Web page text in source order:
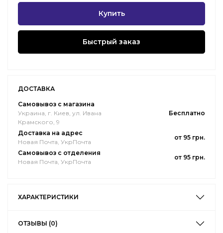
Купить
Быстрый заказ
ДОСТАВКА
Самовывоз с магазина
Украина, г. Киев, ул. Ивана
Крамского, 9
Бесплатно
Доставка на адрес
Новая Почта, УкрПочта
от 95 грн.
Самовывоз с отделения
Новая Почта, УкрПочта
от 95 грн.
ХАРАКТЕРИСТИКИ
ОТЗЫВЫ (0)